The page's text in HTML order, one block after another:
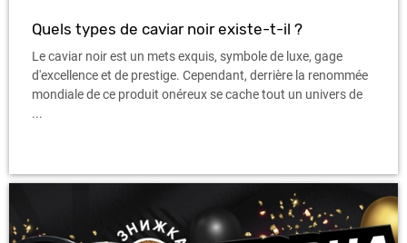
Quels types de caviar noir existe-t-il ?
Le caviar noir est un mets exquis, symbole de luxe, gage
d'excellence et de prestige. Cependant, derrière la renommée
mondiale de ce produit onéreux se cache tout un univers de
...